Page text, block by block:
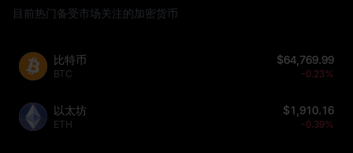
目前热门备受市场关注的加密货币
比特币
BTC
$64,769.99
-0.23%
以太坊
ETH
$1,910.16
-0.39%